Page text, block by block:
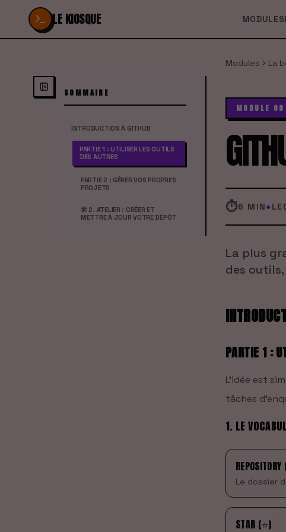
Passer au contenu
LE KIOSQUE MODULES
SOMMAIRE
INTRODUCTION À GITHUB
PARTIE 1 : UTILISER LES OUTILS
DES AUTRES
PARTIE 2 : GÉRER VOS PROPRES
PROJETS
🛠️ 2. ATELIER : CRÉER ET
METTRE À JOUR VOTRE DÉPÔT
Modules La
MODULE 00
⏱6 MIN●
La plus
des outils,
PARTIE 1 :
L'idée est
tâches
1. LE
REPOSITORY
Le dossier
STAR (⭐)